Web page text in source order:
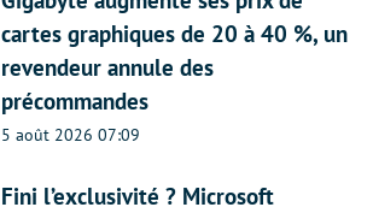
cartes graphiques de 20 à 40 %, un
revendeur annule des
précommandes
5 août 2026 07:09
Fini l’exclusivité ? Microsoft